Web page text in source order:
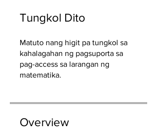
Tungkol Dito
Matuto nang higit pa tungkol sa
kahalagahan ng pagsuporta sa
pag-access sa larangan ng
matematika.
Overview